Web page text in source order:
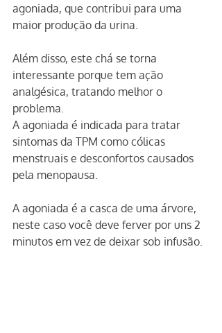
agoniada, que contribui para uma
maior produção da urina.
Além disso, este chá se torna
interessante porque tem ação
analgésica, tratando melhor o
problema.
A agoniada é indicada para tratar
sintomas da TPM como cólicas
menstruais e desconfortos causados
pela menopausa.
A agoniada é a casca de uma árvore,
neste caso você deve ferver por uns 2
minutos em vez de deixar sob infusão.